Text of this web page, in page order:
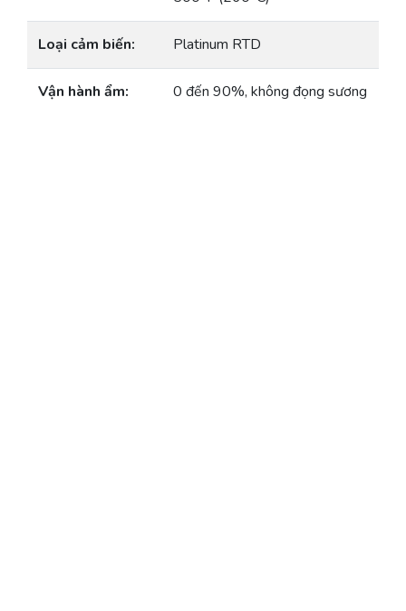
Loại cảm biến: Platinum RTD
Vận hành ẩm: 0 đến 90%, không đọng sương